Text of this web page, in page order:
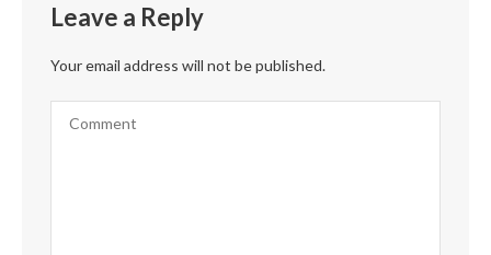
Leave a Reply
Your email address will not be published.